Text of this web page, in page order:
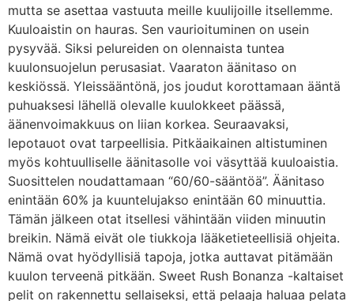
mutta se asettaa vastuuta meille kuulijoille itsellemme.
Kuuloaistin on hauras. Sen vaurioituminen on usein
pysyvää. Siksi pelureiden on olennaista tuntea
kuulonsuojelun perusasiat. Vaaraton äänitaso on
keskiössä. Yleissääntönä, jos joudut korottamaan ääntä
puhuaksesi lähellä olevalle kuulokkeet päässä,
äänenvoimakkuus on liian korkea. Seuraavaksi,
lepotauot ovat tarpeellisia. Pitkäaikainen altistuminen
myös kohtuulliselle äänitasolle voi väsyttää kuuloaistia.
Suosittelen noudattamaan “60/60-sääntöä”. Äänitaso
enintään 60% ja kuuntelujakso enintään 60 minuuttia.
Tämän jälkeen otat itsellesi vähintään viiden minuutin
breikin. Nämä eivät ole tiukkoja lääketieteellisiä ohjeita.
Nämä ovat hyödyllisiä tapoja, jotka auttavat pitämään
kuulon terveenä pitkään. Sweet Rush Bonanza -kaltaiset
pelit on rakennettu sellaiseksi, että pelaaja haluaa pelata